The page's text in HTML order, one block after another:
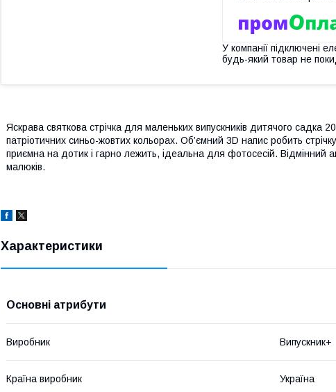
У компанії підключені
будь-який товар не
Яскрава святкова стрічка для маленьких випускників дитячого садка
патріотичних синьо-жовтих кольорах. Об’ємний 3D напис робить
приємна на дотик і гарно лежить, ідеальна для фотосесій. Відмінний
малюків.
Характеристики
Основні атрибути
Виробник Випускник+
Країна виробник Україна